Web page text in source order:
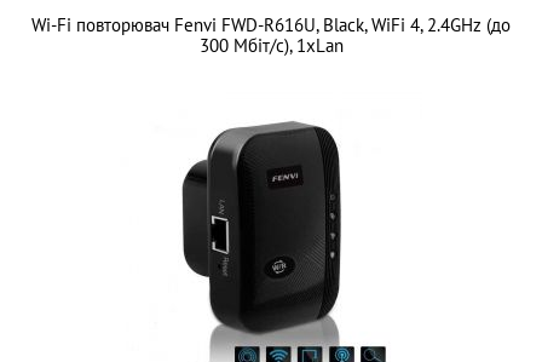
Wi-Fi повторювач Fenvi FWD-R616U, Black, WiFi 4, 2.4GHz (до
300 Мбіт/с), 1xLan